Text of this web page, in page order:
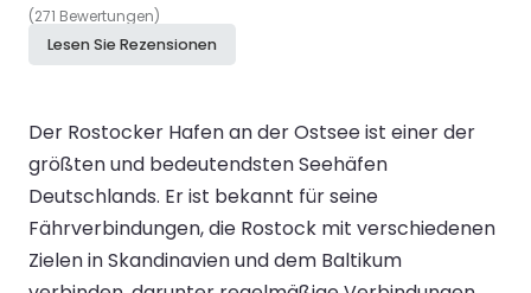
(271 Bewertungen)
Lesen Sie Rezensionen
Der Rostocker Hafen an der Ostsee ist einer der
größten und bedeutendsten Seehäfen
Deutschlands. Er ist bekannt für seine
Fährverbindungen, die Rostock mit verschiedenen
Zielen in Skandinavien und dem Baltikum